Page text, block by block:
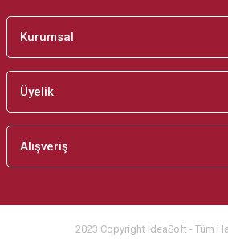
Kurumsal
Üyelik
Alışveriş
2023 Copyright IdeaSoft - Tüm